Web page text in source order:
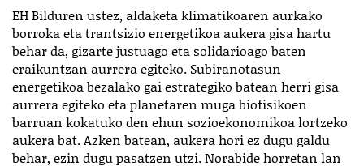
EH Bilduren ustez, aldaketa klimatikoaren aurkako
borroka eta trantsizio energetikoa aukera gisa hartu
behar da, gizarte justuago eta solidarioago baten
eraikuntzan aurrera egiteko. Subiranotasun
energetikoa bezalako gai estrategiko batean herri gisa
aurrera egiteko eta planetaren muga biofisikoen
barruan kokatuko den ehun sozioekonomikoa lortzeko
aukera bat. Azken batean, aukera hori ez dugu galdu
behar, ezin dugu pasatzen utzi. Norabide horretan lan